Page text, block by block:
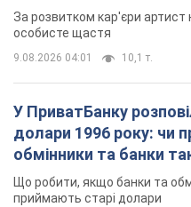
мають
За розвитком кар'єри артист
особисте щастя
9.08.2026 04:01 10,1 т.
У ПриватБанку
долари 1996 року: чи
обмінники та банки
Що робити, якщо банки та
приймають старі долари